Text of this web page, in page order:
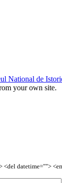
National de
your own site.
datetime="">